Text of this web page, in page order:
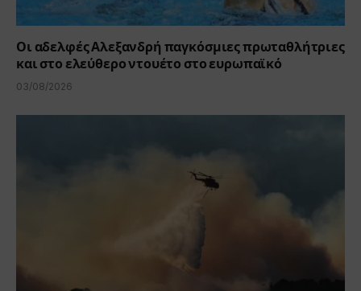
Οι αδελφές Αλεξανδρή παγκόσμιες πρωταθλήτριες
και στο ελεύθερο ντουέτο στο ευρωπαϊκό
03/08/2026